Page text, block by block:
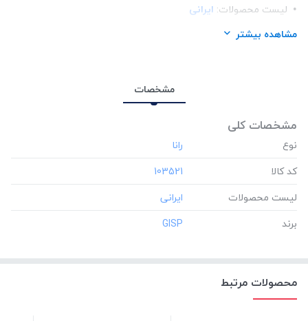
لیست محصولات: ایرانی
برند:GISP
مشاهده بیشتر
مشخصات
مشخصات کلی
نوع
کد کالا
‎103521
لیست محصولات
برند
‎GISP
محصولات مرتبط